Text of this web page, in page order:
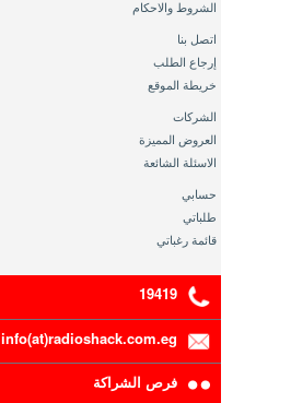
الشروط والاحكام
اتصل بنا
إرجاع الطلب
خريطة الموقع
الشركات
العروض المميزة
الاسئلة الشائعة
حسابي
طلباتي
قائمة رغباتي
19419
info(at)radioshack.com.eg
فرص الشراكة